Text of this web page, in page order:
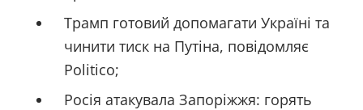
Трамп готовий допомагати Україні та
чинити тиск на Путіна, повідомляє
Politico;
Росія атакувала Запоріжжя: горять